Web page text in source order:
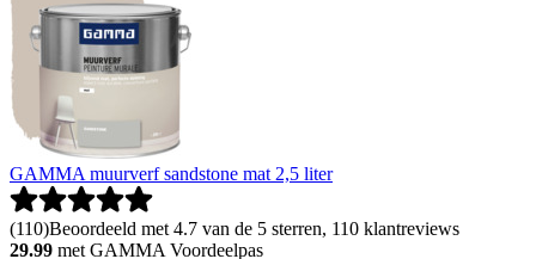
GAMMA muurverf sandstone mat 2,5 liter
(110)Beoordeeld met 4.7 van de 5 sterren, 110 klantreviews
29.99 met GAMMA Voordeelpas